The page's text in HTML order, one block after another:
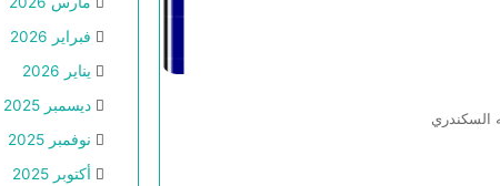
السكندري
فبراير 2026
يناير 2026
ديسمبر 2025
نوفمبر 2025
أكتوبر 2025